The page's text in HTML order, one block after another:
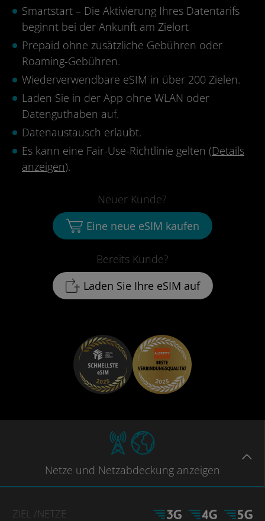
Smartstart – Die Aktivierung Ihres Datentarifs
beginnt bei der Ankunft am Zielort
Prepaid ohne zusätzliche Gebühren oder
Roaming-Gebühren.
Wiederverwendbare eSIM in über 200 Zielen.
Laden Sie in der App ohne WLAN oder
Datenguthaben auf.
Datenaustausch erlaubt.
Es kann eine Fair-Use-Richtlinie gelten (Details
anzeigen).
Bereits Kunde?
Laden Sie Ihre eSIM auf
Neuer Kunde?
Eine neue eSIM kaufen
Netze und Netzabdeckung anzeigen
ZIEL /NETZE